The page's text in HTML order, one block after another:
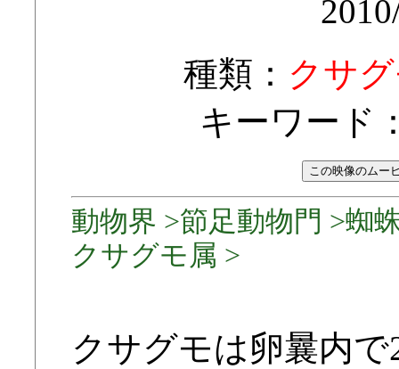
種類： クサ
キーワード
動物界 >節足動物門 >蜘
クサグモ属 >
クサグモは卵曩内